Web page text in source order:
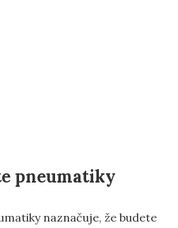
pneumatiky
naznačuje, že budete